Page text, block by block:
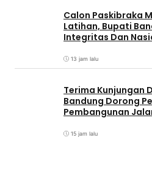
Calon Paskibraka
Latihan, Bupati
Integritas Dan
13 jam lalu
Terima Kunjungan
Bandung Dorong
Pembangunan
15 jam lalu